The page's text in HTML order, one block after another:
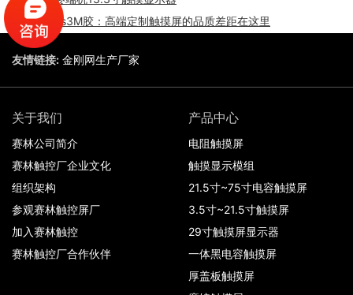
积水胶vs3M胶：高端定制触摸屏的品质差距在这里
友情链接: 金刚网生产厂家
关于我们
赛林公司简介
赛林触控厂企业文化
组织架构
参观赛林触控屏厂
加入赛林触控
赛林触控厂合作伙伴
产品中心
电阻触摸屏
触摸显示模组
21.5寸~75寸电容触摸屏
3.5寸~21.5寸触摸屏
29寸触摸屏显示器
一体黑电容触摸屏
厚盖板触摸屏